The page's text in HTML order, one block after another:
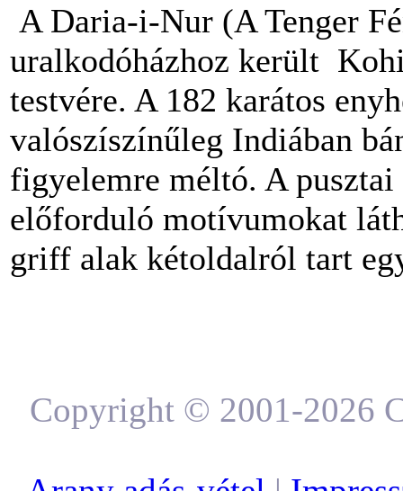
A Daria-i-Nur (A Tenger
uralkodóházhoz került
testvére. A 182 karátos
valószíszínűleg Indiában
figyelemre méltó. A
előforduló motívumokat
griff alak kétoldalról tart
Copyright © 2001-2026